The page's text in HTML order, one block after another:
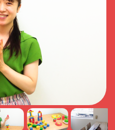
ト①
こと
段階のアンケート
生活に自立
問題解決思考
自己主張
こんなこと
反応？
かな？
こんな情報
反応？
優先度
まう
見つからないことが
さま。
ポイントを見つける
お子さまに合った関
た！
りで、ストレスが溜
の保護者さま。
めに、お子さまに合
考えました！
達段階として、自分
を育てている途中。
行動すること」をサ
いて一緒に考えまし
Google mapで見る